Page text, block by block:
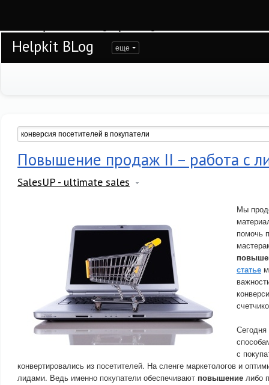
Helpkit BLog еще
Повышение продаж II – работа с
SalesUP - ultimate sales
Мы
помочь
статье
с
конвертировались из посетителей. На сленге маркетологов и
лидами. Ведь именно покупатели обеспечивают повышение либо